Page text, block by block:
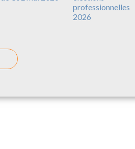
professionnelles
2026